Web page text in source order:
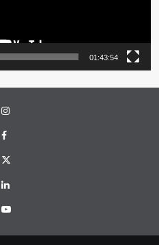
01:43:54
Instagram
Facebook
Twitter
Linkedin
Youtube